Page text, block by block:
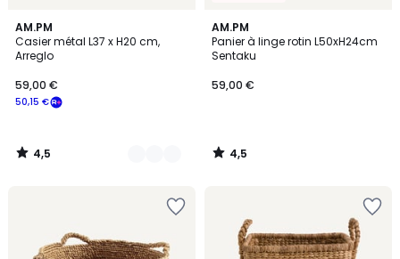
AM.PM
Casier métal L37 x H20 cm,
Arreglo
50,15 €
59,00 €
4,5
/ 5
4
Couleurs
4,5
/
AM.PM
Panier à linge rotin L50xH24cm
Sentaku
59,00 €
4,5
/ 5
4,5
/